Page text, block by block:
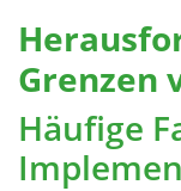
Grenzen
Häufige